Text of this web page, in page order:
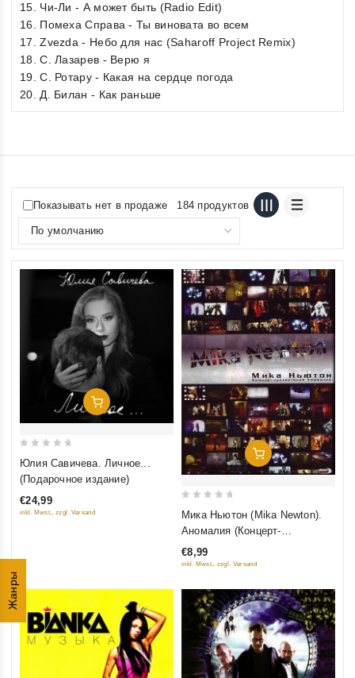
Жанры
15. Чи-Ли - А может быть (Radio Edit)
16. Помеха Справа - Ты виновата во всем
17. Zvezda - Небо для нас (Saharoff Project Remix)
18. С. Лазарев - Верю я
19. С. Ротару - Какая на сердце погода
20. Д. Билан - Как раньше
Показывать нет в продаже 184 продуктов
Добавить В Корзину
5
Юлия Савичева. Личное...
(Подарочное издание)
€24,99
inkl. Mwst., zzgl. Versand
Добавить В Корзину
5
Мика Ньютон (Mika Newton).
Аномалия (Концерт-
презентация альбома +
Видеоклипы)
€8,99
inkl. Mwst., zzgl. Versand